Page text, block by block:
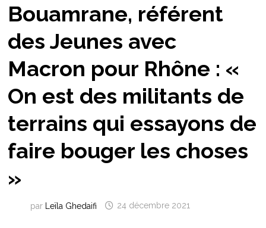
Bouamrane, référent
des Jeunes avec
Macron pour Rhône : «
On est des militants de
terrains qui essayons de
faire bouger les choses
»
par Leïla Ghedaifi 24 décembre 2021